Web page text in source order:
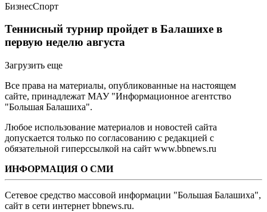
БизнесСпорт
Теннисный турнир пройдет в Балашихе в
первую неделю августа
Загрузить еще
Все права на материалы, опубликованные на настоящем
сайте, принадлежат МАУ "Информационное агентство
"Большая Балашиха".
Любое использование материалов и новостей сайта
допускается только по согласованию с редакцией с
обязательной гиперссылкой на сайт www.bbnews.ru
ИНФОРМАЦИЯ О СМИ
Сетевое средство массовой информации "Большая Балашиха",
сайт в сети интернет bbnews.ru.